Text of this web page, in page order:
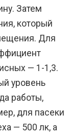
Затем
который
Для
— 1-1,3.
уровень
работы,
для пасеки
— 500 лк, а